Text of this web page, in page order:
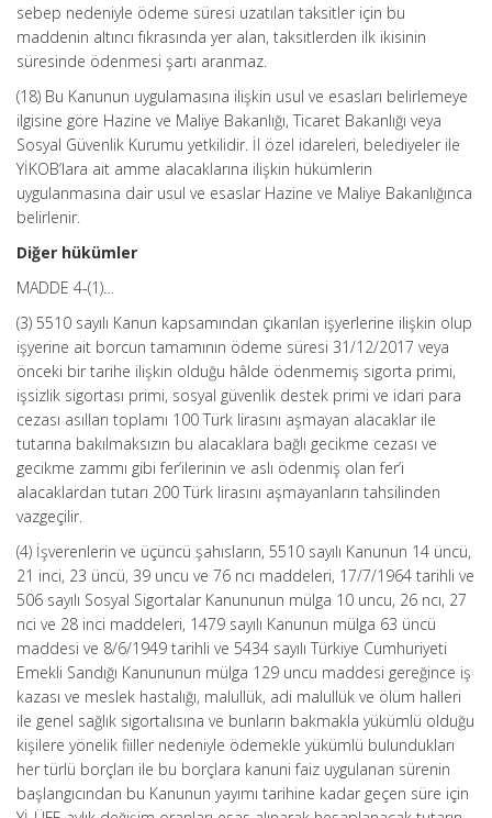
sebep nedeniyle ödeme süresi uzatılan taksitler için bu
maddenin altıncı fıkrasında yer alan, taksitlerden ilk ikisinin
süresinde ödenmesi şartı aranmaz.
(18) Bu Kanunun uygulamasına ilişkin usul ve esasları belirlemeye
ilgisine göre Hazine ve Maliye Bakanlığı, Ticaret Bakanlığı veya
Sosyal Güvenlik Kurumu yetkilidir. İl özel idareleri, belediyeler ile
YİKOB’lara ait amme alacaklarına ilişkin hükümlerin
uygulanmasına dair usul ve esaslar Hazine ve Maliye Bakanlığınca
belirlenir.
Diğer hükümler
MADDE 4-(1)…
(3) 5510 sayılı Kanun kapsamından çıkarılan işyerlerine ilişkin olup
işyerine ait borcun tamamının ödeme süresi 31/12/2017 veya
önceki bir tarihe ilişkin olduğu hâlde ödenmemiş sigorta primi,
işsizlik sigortası primi, sosyal güvenlik destek primi ve idari para
cezası asılları toplamı 100 Türk lirasını aşmayan alacaklar ile
tutarına bakılmaksızın bu alacaklara bağlı gecikme cezası ve
gecikme zammı gibi fer’ilerinin ve aslı ödenmiş olan fer’i
alacaklardan tutarı 200 Türk lirasını aşmayanların tahsilinden
vazgeçilir.
(4) İşverenlerin ve üçüncü şahısların, 5510 sayılı Kanunun 14 üncü,
21 inci, 23 üncü, 39 uncu ve 76 ncı maddeleri, 17/7/1964 tarihli ve
506 sayılı Sosyal Sigortalar Kanununun mülga 10 uncu, 26 ncı, 27
nci ve 28 inci maddeleri, 1479 sayılı Kanunun mülga 63 üncü
maddesi ve 8/6/1949 tarihli ve 5434 sayılı Türkiye Cumhuriyeti
Emekli Sandığı Kanununun mülga 129 uncu maddesi gereğince iş
kazası ve meslek hastalığı, malullük, adi malullük ve ölüm halleri
ile genel sağlık sigortalısına ve bunların bakmakla yükümlü olduğu
kişilere yönelik fiiller nedeniyle ödemekle yükümlü bulundukları
her türlü borçları ile bu borçlara kanuni faiz uygulanan sürenin
başlangıcından bu Kanunun yayımı tarihine kadar geçen süre için